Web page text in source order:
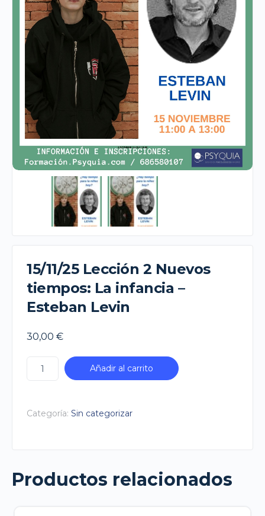
15/11/25 Lección 2 Nuevos
tiempos: La infancia –
Esteban Levin
30,00 €
15/11/25
Lección
Nuevos
-
Añadir al carrito
Categoría: Sin categorizar
Productos relacionados